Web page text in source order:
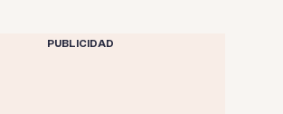
PUBLICIDAD